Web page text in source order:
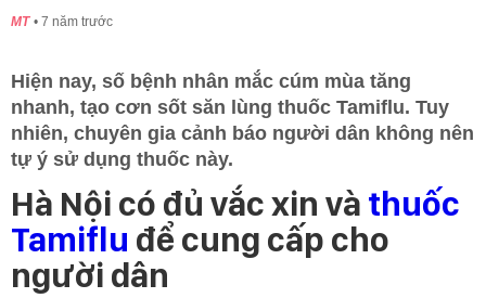
MT 7 năm trước
Hiện nay, số bệnh nhân mắc cúm mùa tăng
nhanh, tạo cơn sốt săn lùng thuốc Tamiflu. Tuy
nhiên, chuyên gia cảnh báo người dân không nên
tự ý sử dụng thuốc này.
Hà Nội có đủ vắc xin và thuốc
Tamiflu để cung cấp cho
người dân